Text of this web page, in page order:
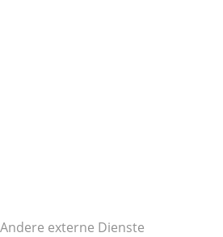
Andere externe Dienste